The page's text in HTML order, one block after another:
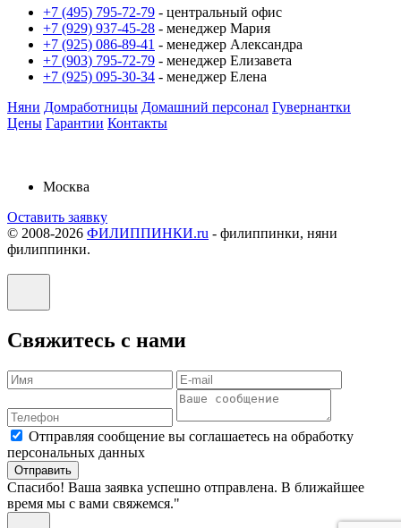
+7 (495) 795-72-79 - центральный офис
+7 (929) 937-45-28 - менеджер Мария
+7 (925) 086-89-41 - менеджер Александра
+7 (903) 795-72-79 - менеджер Елизавета
+7 (925) 095-30-34 - менеджер Елена
Няни Домработницы Домашний персонал Гувернантки
Цены Гарантии Контакты
Москва
Оставить заявку
© 2008-2026 ФИЛИППИНКИ.ru - филиппинки, няни
филиппинки.
Свяжитесь с нами
Отправляя сообщение вы соглашаетесь на обработку
персональных данных
Отправить
Спасибо! Ваша заявка успешно отправлена. В ближайшее
время мы с вами свяжемся."